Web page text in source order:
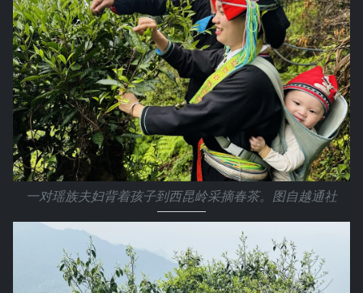
一对瑶族夫妇背着孩子到西昆岭采摘春茶。图自越通社